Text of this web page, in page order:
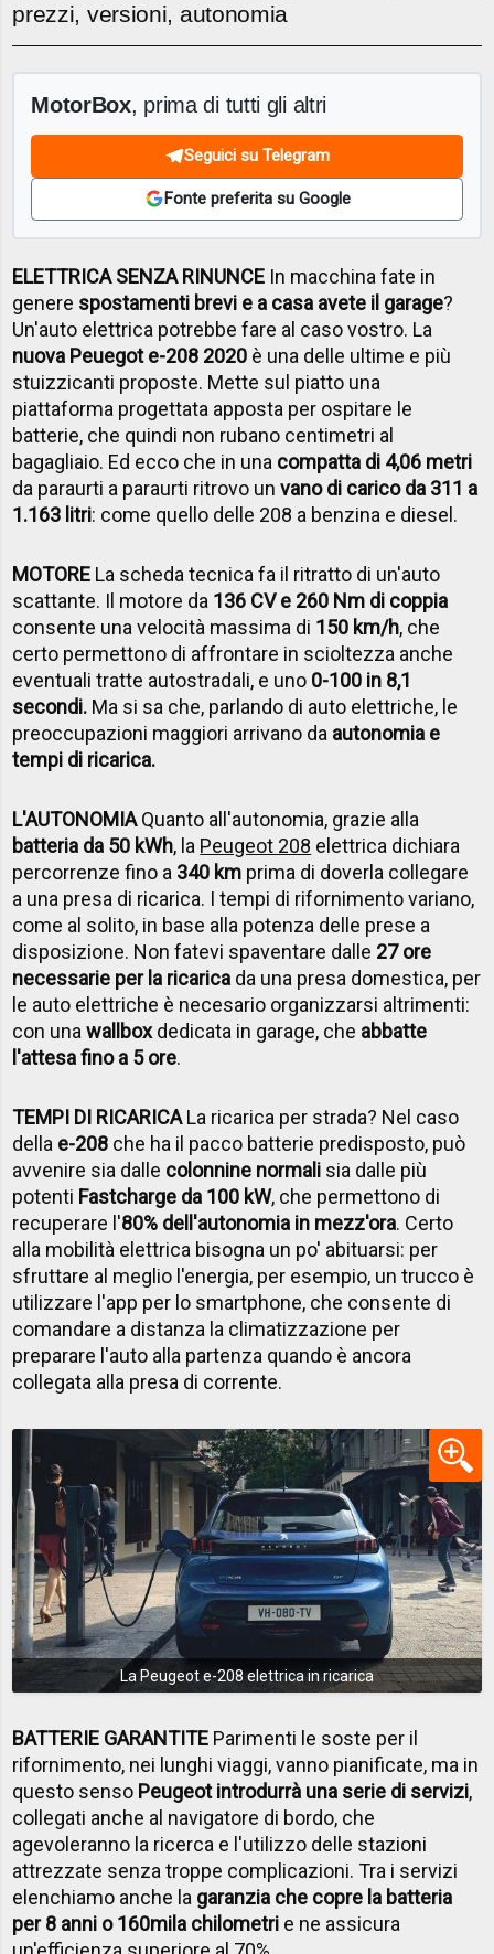
prezzi, versioni, autonomia
MotorBox, prima di tutti gli altri
Seguici su Telegram
Fonte preferita su Google
ELETTRICA SENZA RINUNCE In macchina fate in
genere spostamenti brevi e a casa avete il garage?
Un'auto elettrica potrebbe fare al caso vostro. La
nuova Peuegot e-208 2020 è una delle ultime e più
stuizzicanti proposte. Mette sul piatto una
piattaforma progettata apposta per ospitare le
batterie, che quindi non rubano centimetri al
bagagliaio. Ed ecco che in una compatta di 4,06 metri
da paraurti a paraurti ritrovo unvano di carico da 311 a
1.163 litri: come quello delle 208 a benzina e diesel.
MOTORE La scheda tecnica fa il ritratto di un'auto
scattante. Il motore da 136 CV e 260 Nm di coppia
consente una velocità massima di 150 km/h, che
certo permettono di affrontare in scioltezza anche
eventuali tratte autostradali, e uno 0-100 in 8,1
secondi. Ma si sa che, parlando di auto elettriche, le
preoccupazioni maggiori arrivano da autonomia e
tempi di ricarica.
L'AUTONOMIAQuanto all'autonomia, grazie alla
batteria da 50 kWh, la Peugeot 208 elettrica dichiara
percorrenze fino a 340 km prima di doverla collegare
a una presa di ricarica. I tempi di rifornimento variano,
come al solito, in base alla potenza delle prese a
disposizione. Non fatevi spaventare dalle 27 ore
necessarie per la ricarica da una presa domestica, per
le auto elettriche è necesario organizzarsi altrimenti:
con unawallboxdedicata in garage, che abbatte
l'attesa fino a 5 ore.
TEMPI DI RICARICALa ricarica per strada? Nel caso
della e-208 che ha il pacco batterie predisposto, può
avvenire sia dalle colonnine normali sia dalle più
potenti Fastcharge da 100 kW, che permettono di
recuperare l'80% dell'autonomia in mezz'ora. Certo
alla mobilità elettrica bisogna un po' abituarsi: per
sfruttare al meglio l'energia, per esempio, un trucco è
utilizzare l'app per lo smartphone, che consente di
comandare a distanza la climatizzazione per
preparare l'auto alla partenza quando è ancora
collegata alla presa di corrente.
La Peugeot e-208 elettrica in ricarica
BATTERIE GARANTITE Parimenti le soste per il
rifornimento, nei lunghi viaggi, vanno pianificate, ma in
questo senso Peugeot introdurrà una serie di servizi,
collegati anche al navigatore di bordo, che
agevoleranno la ricerca e l'utilizzo delle stazioni
attrezzate senza troppe complicazioni. Tra i servizi
elenchiamo anche la garanzia che copre la batteria
per 8 anni o 160mila chilometri e ne assicura